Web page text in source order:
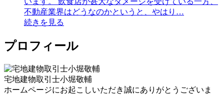
不動産業界はどうなのかというと、やはり…
続きを見る
プロフィール
宅地建物取引士小堀敬輔
ホームページにお起こしいただき誠にありがとうございま